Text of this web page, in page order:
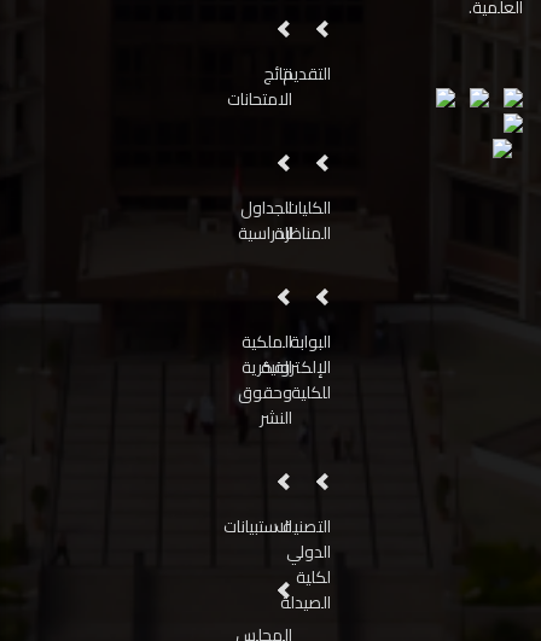
العلمية.
التقديمنتائج
الامتحانات
الكليات
المناظرة
الجداول
الدراسية
البوابة
الإلكترونية
للكلية
الملكية
الفكرية
وحقوق
النشر
التصنيف
الدولي
لكلية
الصيدلة
الاستبيانات